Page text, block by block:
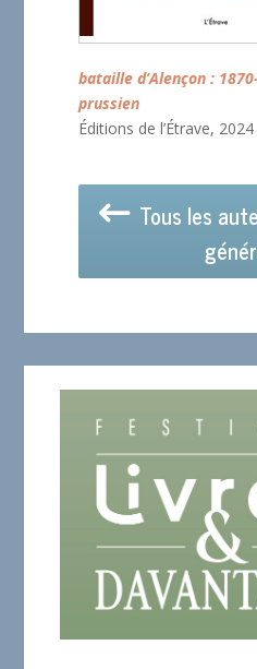
bataille d’Alençon :
prussien
Éditions de l’Étrave, 2024
Tous les